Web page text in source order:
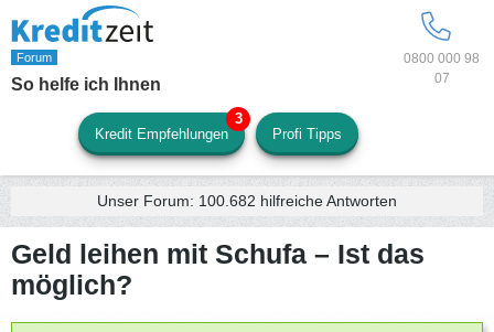
0800 000 98
07
So helfe ich Ihnen
Kredit Empfehlungen Profi Tipps
Unser Forum: 100.682 hilfreiche Antworten
Geld leihen mit Schufa – Ist das
möglich?